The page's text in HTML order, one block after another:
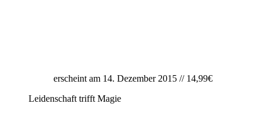
erscheint am 14. Dezember 2015 // 14,99€
Leidenschaft trifft Magie